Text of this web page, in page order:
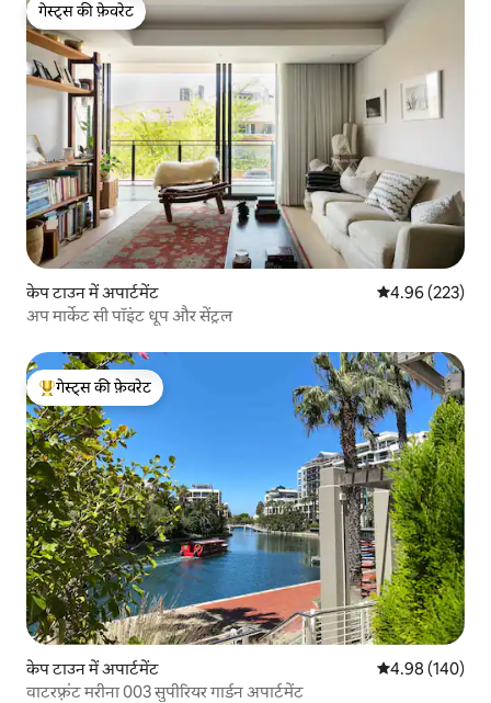
गेस्ट्स की फ़ेवरेट
गेस्ट्स की फ़ेवरेट
केप टाउन में अपार्टमेंट औसत रेटिंग 5 में से
4.96 (223)
अप मार्केट सी पॉइंट धूप और सेंट्रल
गेस्ट्स का टॉप फ़ेवरेट
गेस्ट्स की फ़ेवरेट
केप टाउन में अपार्टमेंट औसत रेटिंग 5 में से
4.98 (140)
वाटरफ़्रंट मरीना 003 सुपीरियर गार्डन अपार्टमेंट